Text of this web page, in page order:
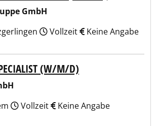
GmbH
Vollzeit Keine Angabe
(W/M/D)
Vollzeit Keine Angabe